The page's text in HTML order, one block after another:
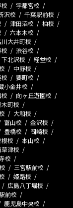
宇都宮校
沢校
千葉駅前校
津田沼校
柏校
六本木校
川大井町校
渋谷校
下北沢校
経堂校
中野校
要町校
小金井校
向ヶ丘遊園校
木町校
大和校
富山校
金沢校
豊橋校
岡崎校
根校
本山校
津校
校
三宮駅前校
姫路校
広島八丁堀校
前校
鹿児島中央校